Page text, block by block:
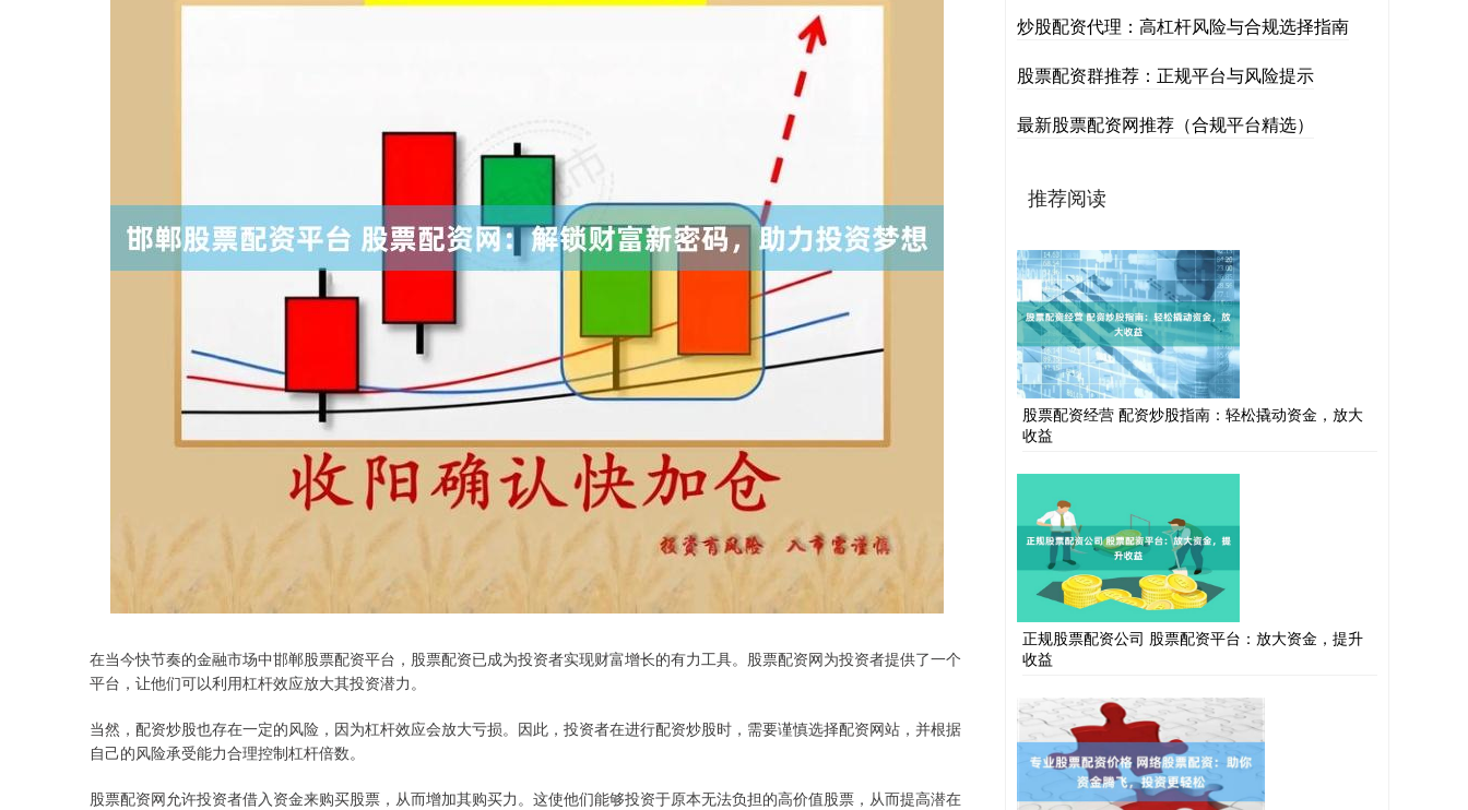
在当今快节奏的金融市场中邯郸股票配资平台，股票配资已成为投资者实现财富增长的有力工具。股票配资网为投资者提供了一个
平台，让他们可以利用杠杆效应放大其投资潜力。
当然，配资炒股也存在一定的风险，因为杠杆效应会放大亏损。因此，投资者在进行配资炒股时，需要谨慎选择配资网站，并根据
自己的风险承受能力合理控制杠杆倍数。
股票配资网允许投资者借入资金来购买股票，从而增加其购买力。这使他们能够投资于原本无法负担的高价值股票，从而提高潜在
炒股配资代理：高杠杆风险与合规选择指南
股票配资群推荐：正规平台与风险提示
最新股票配资网推荐（合规平台精选）
推荐阅读
股票配资经营 配资炒股指南：轻松撬动资金，放大
收益
正规股票配资公司 股票配资平台：放大资金，提升
收益